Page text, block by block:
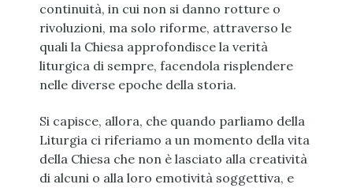
continuità, in cui non si danno rotture o
rivoluzioni, ma solo riforme, attraverso le
quali la Chiesa approfondisce la verità
liturgica di sempre, facendola risplendere
nelle diverse epoche della storia.
Si capisce, allora, che quando parliamo della
Liturgia ci riferiamo a un momento della vita
della Chiesa che non è lasciato alla creatività
di alcuni o alla loro emotività soggettiva, e